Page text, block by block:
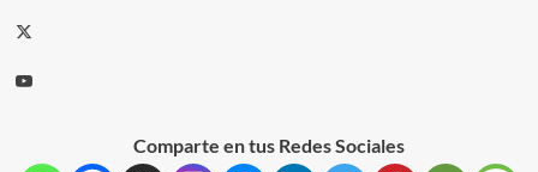
Comparte en tus Redes Sociales